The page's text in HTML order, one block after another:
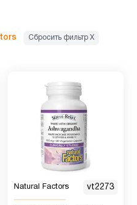
Сбросить фильтр Х
Natural Factors vt2273